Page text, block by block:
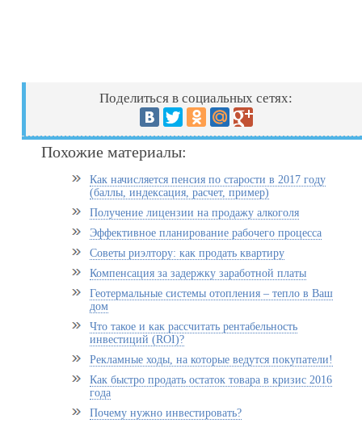
Поделиться в социальных сетях:
Похожие материалы:
Как начисляется пенсия по старости в 2017 году
(баллы, индексация, расчет, пример)
Получение лицензии на продажу алкоголя
Эффективное планирование рабочего процесса
Советы риэлтору: как продать квартиру
Компенсация за задержку заработной платы
Геотермальные системы отопления – тепло в Ваш
дом
Что такое и как рассчитать рентабельность
инвестиций (ROI)?
Рекламные ходы, на которые ведутся покупатели!
Как быстро продать остаток товара в кризис 2016
года
Почему нужно инвестировать?